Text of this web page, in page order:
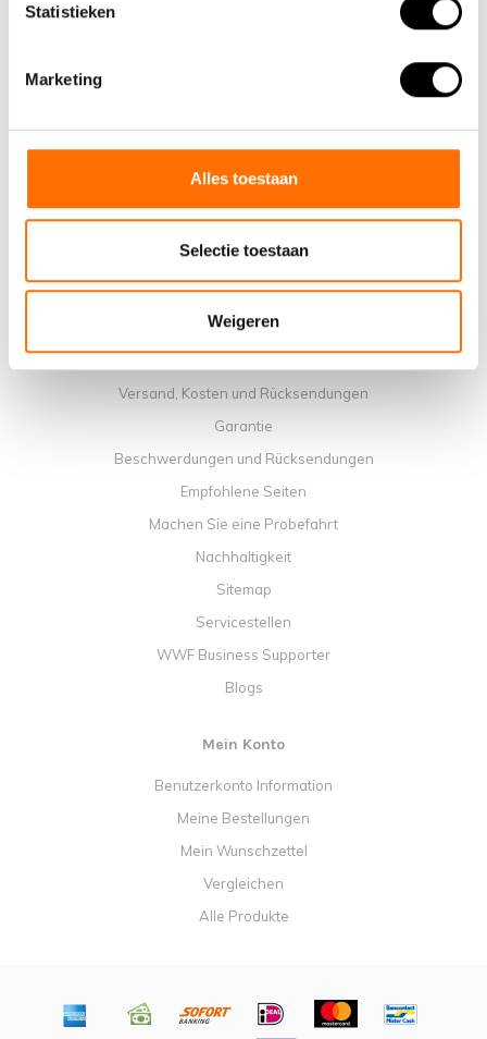
Statistieken
Marketing
Alles toestaan
Selectie toestaan
Weigeren
Warum ein elektrisches Faltrad von Lacros wählen
Verkaufsstellen
Lehrvideos
Allgemeine Geschäftbedingungen
Datenschutzrichtlinie
Versand, Kosten und Rücksendungen
Garantie
Beschwerdungen und Rücksendungen
Empfohlene Seiten
Machen Sie eine Probefahrt
Nachhaltigkeit
Sitemap
Servicestellen
WWF Business Supporter
Blogs
Mein Konto
Benutzerkonto Information
Meine Bestellungen
Mein Wunschzettel
Vergleichen
Alle Produkte